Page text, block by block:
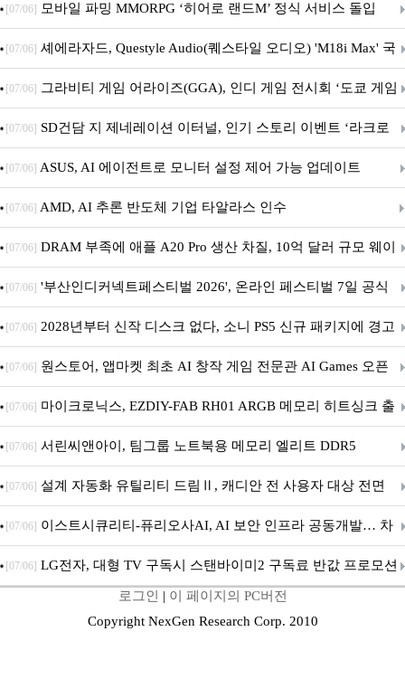
M.2 NVMe 디앤디컴 1TB
[07/06] 모바일 파밍 MMORPG ‘히어로 랜드M’ 정식 서비스 돌입
[07/06] 셰에라자드, Questyle Audio(퀘스타일 오디오) 'M18i Max' 국
내 정식 출시
[07/06] 그라비티 게임 어라이즈(GGA), 인디 게임 전시회 ‘도쿄 게임
던전 13’ 참가!
[07/06] SD건담 지 제네레이션 이터널, 인기 스토리 이벤트 ‘라크로
아의 용사’ 재개최 및 풍성한 기념 이벤트 실시!
[07/06] ASUS, AI 에이전트로 모니터 설정 제어 가능 업데이트
[07/06] AMD, AI 추론 반도체 기업 타알라스 인수
[07/06] DRAM 부족에 애플 A20 Pro 생산 차질, 10억 달러 규모 웨이
퍼 대기
[07/06] '부산인디커넥트페스티벌 2026', 온라인 페스티벌 7일 공식
개막... 22일간 진행
[07/06] 2028년부터 신작 디스크 없다, 소니 PS5 신규 패키지에 경고
문 추가
[07/06] 원스토어, 앱마켓 최초 AI 창작 게임 전문관 AI Games 오픈
[07/06] 마이크로닉스, EZDIY-FAB RH01 ARGB 메모리 히트싱크 출
시
[07/06] 서린씨앤아이, 팀그룹 노트북용 메모리 엘리트 DDR5
5600MHz 16GB 출시
[07/06] 설계 자동화 유틸리티 드림Ⅱ, 캐디안 전 사용자 대상 전면
무상 배포
[07/06] 이스트시큐리티-퓨리오사AI, AI 보안 인프라 공동개발… 차
세대 AI 보안 플랫폼 구축
[07/06] LG전자, 대형 TV 구독시 스탠바이미2 구독료 반값 프로모션
로그인 | 이 페이지의 PC버전
Copyright NexGen Research Corp. 2010